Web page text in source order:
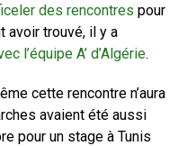
des rencontres pour
avoir trouvé, il y a
l’équipe A’ d’Algérie.
cette rencontre n’aura
avaient été aussi
pour un stage à Tunis